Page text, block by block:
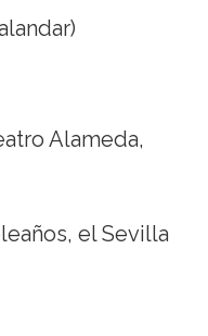
Alameda,
el Sevilla